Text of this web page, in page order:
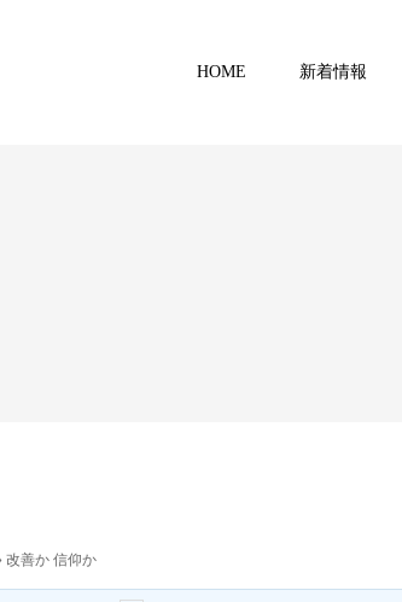
HOME 新着情報
› 改善か 信仰か